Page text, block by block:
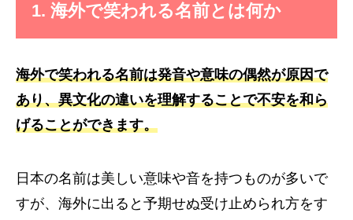
1. 海外で笑われる名前とは何か
海外で笑われる名前は発音や意味の偶然が原因で
あり、異文化の違いを理解することで不安を和ら
げることができます。
日本の名前は美しい意味や音を持つものが多いで
すが、海外に出ると予期せぬ受け止められ方をす